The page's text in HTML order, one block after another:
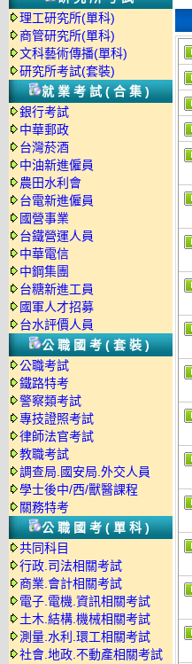
理工研究所(單科)
商管研究所(單科)
文科藝術傳播(單科)
研究所考試(套裝)
就業考試(合集)
銀行考試
中華郵政
台灣菸酒
中油新進僱員
農田水利會
台電新進僱員
國營事業
台鐵營運人員
中華電信
中鋼集團
台糖新進工員
國軍人才招募
台水評價人員
公職國考(套裝)
公職考試
鐵路特考
警察類考試
專技證照考試
律師法官考試
教職考試
調查局.國安局.外交人員
學士後中/西/獸醫課程
關務特考
公職國考(單科)
共同科目
行政.司法相關考試
商業.會計相關考試
電子.電機.資訊相關考試
土木.結構.機械相關考試
測量.水利.環工相關考試
社會.地政.不動產相關考試